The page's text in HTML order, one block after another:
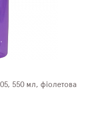
550 мл, фіолетова